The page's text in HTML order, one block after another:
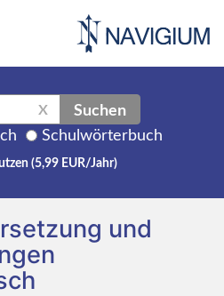
X Suchen
Schulwörterbuch
(5,99 EUR/Jahr)
und